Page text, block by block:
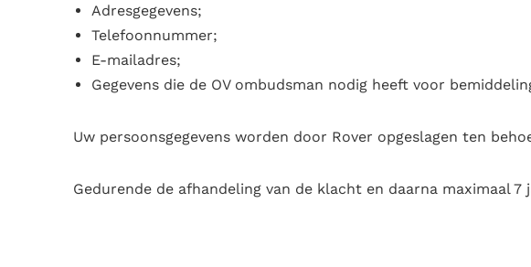
Adresgegevens;
Telefoonnummer;
E-mailadres;
Gegevens die de OV ombudsman nodig heeft voor
Uw persoonsgegevens worden door Rover opgeslagen ten
Gedurende de afhandeling van de klacht en daarna maximaal 7